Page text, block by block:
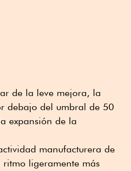
de la leve mejora, la
debajo del umbral de 50
expansión de la
manufacturera de
ritmo ligeramente más